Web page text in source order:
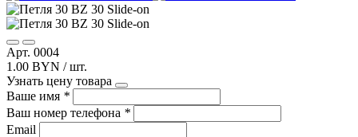
Арт. 0004
1.00 BYN / шт.
Узнать цену товара
Ваше имя *
Ваш номер телефона *
Email